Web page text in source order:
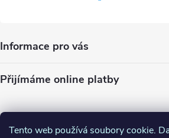
Tento web používá soubory cookie.
Informace pro vás
Přijímáme online platby